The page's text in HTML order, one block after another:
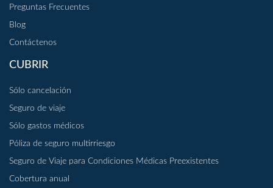
Preguntas Frecuentes
Blog
Contáctenos
CUBRIR
Sólo cancelación
Seguro de viaje
Sólo gastos médicos
Póliza de seguro multirriesgo
Seguro de Viaje para Condiciones Médicas Preexistentes
Cobertura anual